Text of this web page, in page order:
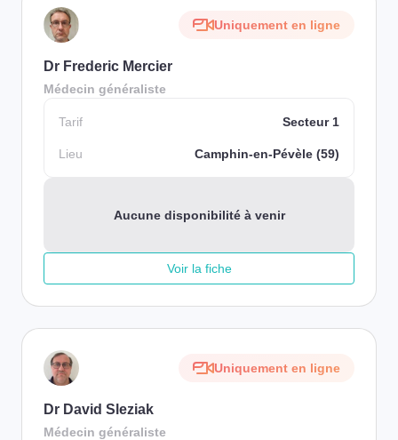
Uniquement en ligne
Dr Frederic Mercier
Médecin généraliste
Tarif Secteur 1
Lieu Camphin-en-Pévèle (59)
Aucune disponibilité à venir
Voir la fiche
Uniquement en ligne
Dr David Sleziak
Médecin généraliste